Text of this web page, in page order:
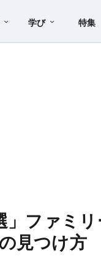
学び 特集
」ファミ
見つけ方